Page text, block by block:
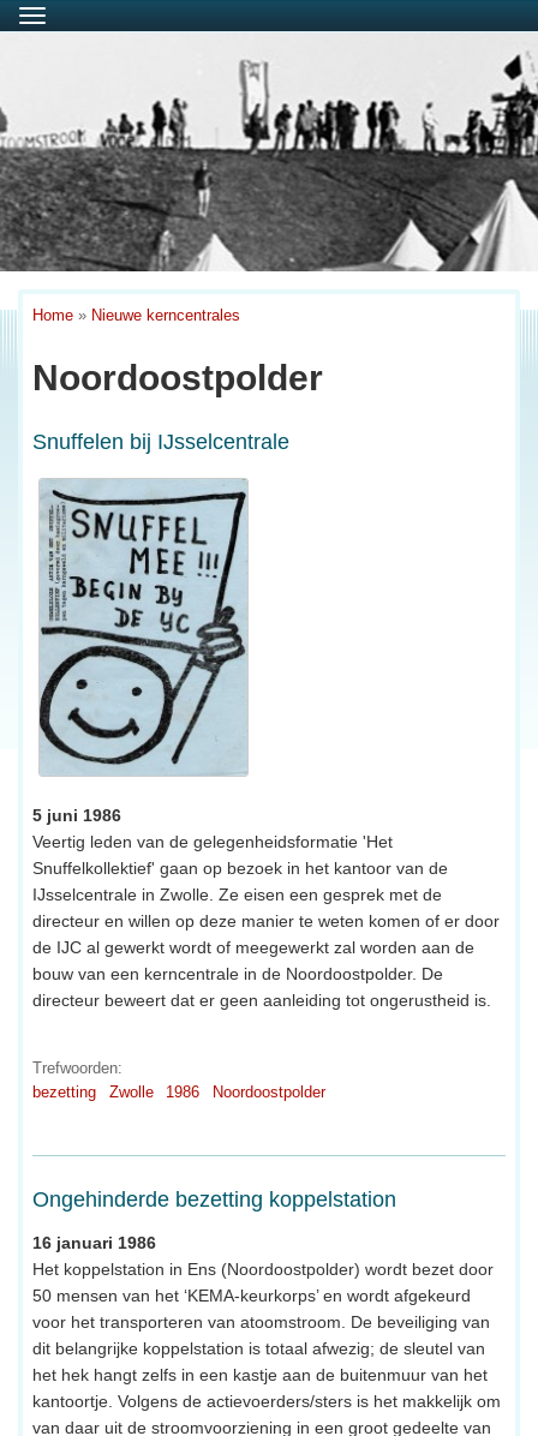
Menu
Home » Nieuwe kerncentrales
Noordoostpolder
Snuffelen bij IJsselcentrale
5 juni 1986
Veertig leden van de gelegenheidsformatie 'Het
Snuffelkollektief' gaan op bezoek in het kantoor van de
IJsselcentrale in Zwolle. Ze eisen een gesprek met de
directeur en willen op deze manier te weten komen of er door
de IJC al gewerkt wordt of meegewerkt zal worden aan de
bouw van een kerncentrale in de Noordoostpolder. De
directeur beweert dat er geen aanleiding tot ongerustheid is.
Trefwoorden:
bezetting
Zwolle 1986 Noordoostpolder
Ongehinderde bezetting koppelstation
16 januari 1986
Het koppelstation in Ens (Noordoostpolder) wordt bezet door
50 mensen van het ‘KEMA-keurkorps’ en wordt afgekeurd
voor het transporteren van atoomstroom. De beveiliging van
dit belangrijke koppelstation is totaal afwezig; de sleutel van
het hek hangt zelfs in een kastje aan de buitenmuur van het
kantoortje. Volgens de actievoerders/sters is het makkelijk om
van daar uit de stroomvoorziening in een groot gedeelte van